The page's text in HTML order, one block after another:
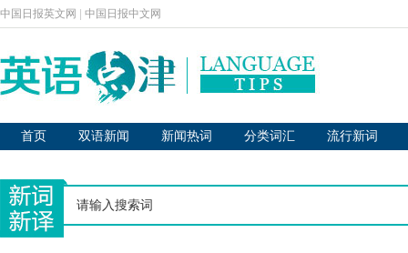
中国日报英文网 中国日报中文网
首页 双语新闻 新闻热词 分类词汇 流行新词